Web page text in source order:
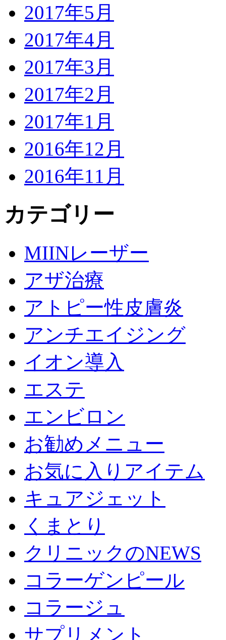
2017年5月
2017年4月
2017年3月
2017年2月
2017年1月
2016年12月
2016年11月
カテゴリー
MIINレーザー
アザ治療
アトピー性皮膚炎
アンチエイジング
イオン導入
エステ
エンビロン
お勧めメニュー
お気に入りアイテム
キュアジェット
くまとり
クリニックのNEWS
コラーゲンピール
コラージュ
サプリメント